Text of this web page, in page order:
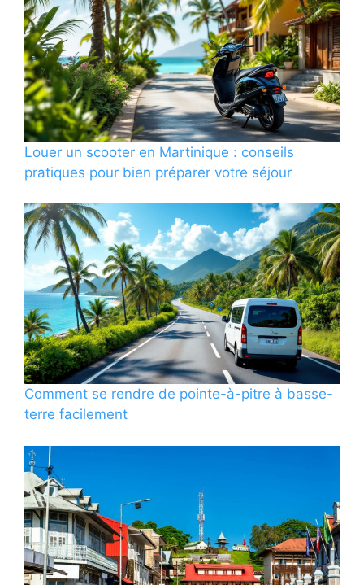
Louer un scooter en Martinique : conseils
pratiques pour bien préparer votre séjour
Comment se rendre de pointe-à-pitre à basse-
terre facilement